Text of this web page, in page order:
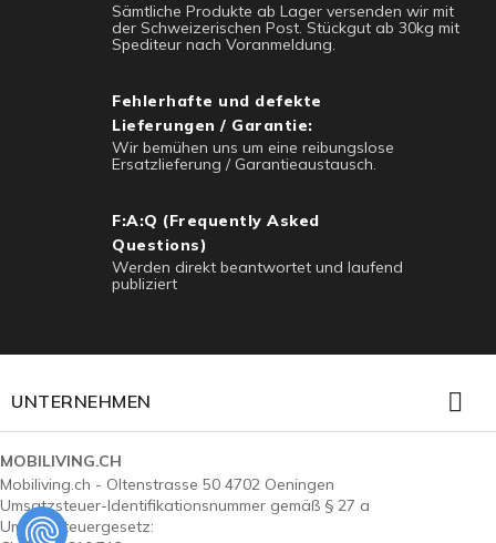
Sämtliche Produkte ab Lager versenden wir mit
der Schweizerischen Post. Stückgut ab 30kg mit
Spediteur nach Voranmeldung.
Fehlerhafte und defekte
Lieferungen / Garantie:
Wir bemühen uns um eine reibungslose
Ersatzlieferung / Garantieaustausch.
F:A:Q (Frequently Asked
Questions)
Werden direkt beantwortet und laufend
publiziert
UNTERNEHMEN 
MOBILIVING.CH
Mobiliving.ch - Oltenstrasse 50 4702 Oeningen
Umsatzsteuer-Identifikationsnummer gemäß § 27 a
Umsatzsteuergesetz: